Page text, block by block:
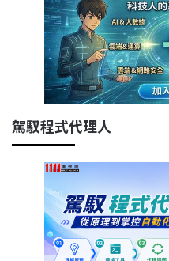
駕馭程式代理人